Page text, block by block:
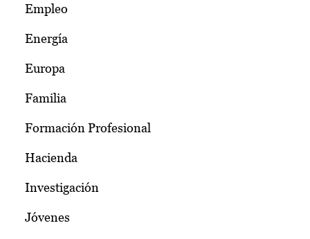
Empleo
Energía
Europa
Familia
Formación Profesional
Hacienda
Investigación
Jóvenes